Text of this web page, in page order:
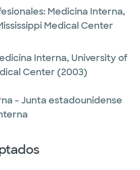
enjoys spending time
two Weimaraners),
pickleball.
Medicina Interna,
Medical Center
Interna, University of
Center (2003)
- Junta estadounidense